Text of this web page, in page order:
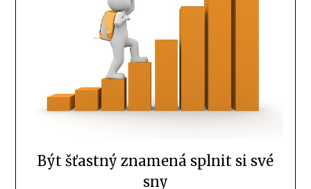
Být šťastný znamená splnit si své
sny